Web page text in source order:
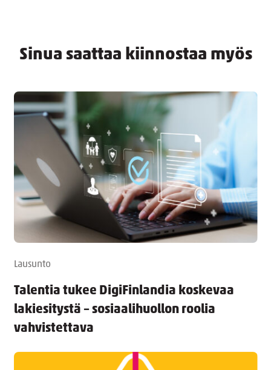
Sinua saattaa kiinnostaa myös
Lausunto
Talentia tukee DigiFinlandia koskevaa
lakiesitystä – sosiaalihuollon roolia
vahvistettava